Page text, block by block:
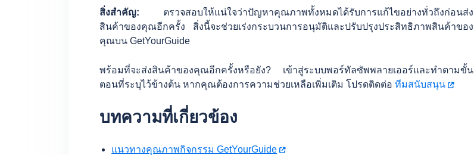
สิ่งสำคัญ: ตรวจสอบให้แน่ใจว่าปัญหาคุณภาพทั้งหมดได้รับการแก้ไขอย่างทั่วถึงก่อนส่ง
สินค้าของคุณอีกครั้ง สิ่งนี้จะช่วยเร่งกระบวนการอนุมัติและปรับปรุงประสิทธิภาพสินค้าของ
คุณบน GetYourGuide
พร้อมที่จะส่งสินค้าของคุณอีกครั้งหรือยัง? เข้าสู่ระบบพอร์ทัลซัพพลายเออร์และทำตามขั้น
ตอนที่ระบุไว้ข้างต้น หากคุณต้องการความช่วยเหลือเพิ่มเติม โปรดติดต่อทีมสนับสนุน
บทความที่เกี่ยวข้อง
แนวทางคุณภาพกิจกรรม GetYourGuide